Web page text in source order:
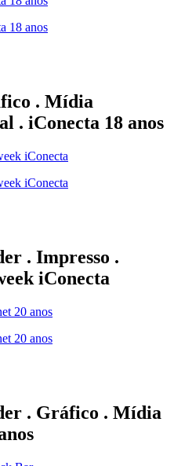
. Mídia
. iConecta 18 anos
. Impresso .
iConecta
. Gráfico . Mídia